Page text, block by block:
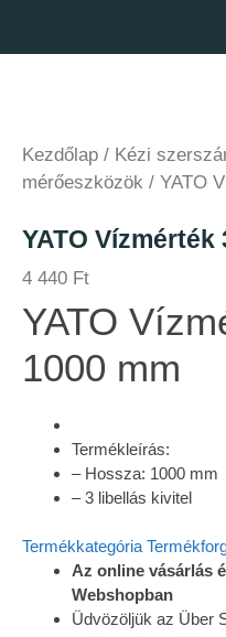
Kezdőlap / Kézi
mérőeszközök / YATO
YATO Vízmérték
4 440 Ft
YATO
1000 mm
Termékleírás:
– Hossza: 1000 mm
– 3 libellás kivitel
Termékkategória
Az online vásárlás
Webshopban
Üdvözöljük az Über